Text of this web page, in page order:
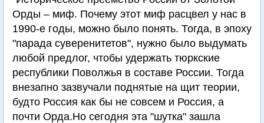
Орды – миф. Почему этот миф расцвел у нас в
1990-е годы, можно было понять. Тогда, в эпоху
"парада суверенитетов", нужно было выдумать
любой предлог, чтобы удержать тюркские
республики Поволжья в составе России. Тогда
внезапно зазвучали поднятые на щит теории,
будто Россия как бы не совсем и Россия, а
почти Орда.Но сегодня эта "шутка" зашла